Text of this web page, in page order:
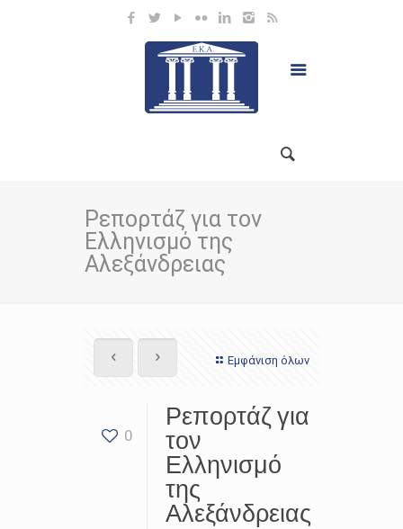
Ρεπορτάζ για τον
Ελληνισμό της
Αλεξάνδρειας
Εμφάνιση όλων
0
Ρεπορτάζ για
τον
Ελληνισμό
της
Αλεξάνδρειας